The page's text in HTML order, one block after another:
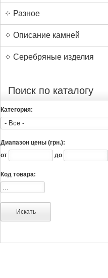
Разное
Описание камней
Серебряные изделия
Поиск по каталогу
Категория:
Диапазон цены (грн.):
от
до
Код товара: